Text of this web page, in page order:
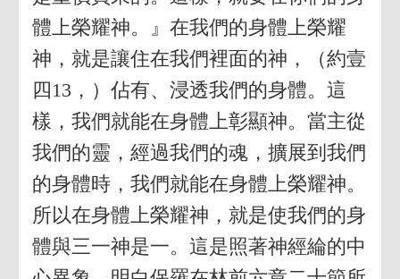
體上榮耀神。』在我們的身體上榮耀
神，就是讓住在我們裡面的神，（約壹
四13，）佔有、浸透我們的身體。這
樣，我們就能在身體上彰顯神。當主從
我們的靈，經過我們的魂，擴展到我們
的身體時，我們就能在身體上榮耀神。
所以在身體上榮耀神，就是使我們的身
體與三一神是一。這是照著神經綸的中